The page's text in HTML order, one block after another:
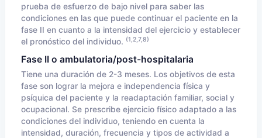
prueba de esfuerzo de bajo nivel para saber las
condiciones en las que puede continuar el paciente en la
fase II en cuanto a la intensidad del ejercicio y establecer
el pronóstico del individuo. (1,2,7,8)
Fase II o ambulatoria/post-hospitalaria
Tiene una duración de 2-3 meses. Los objetivos de esta
fase son lograr la mejora e independencia física y
psíquica del paciente y la readaptación familiar, social y
ocupacional. Se prescribe ejercicio físico adaptado a las
condiciones del individuo, teniendo en cuenta la
intensidad, duración, frecuencia y tipos de actividad a